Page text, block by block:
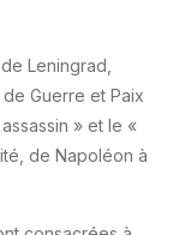
Leningrad,
Guerre et Paix
» et le «
de Napoléon à